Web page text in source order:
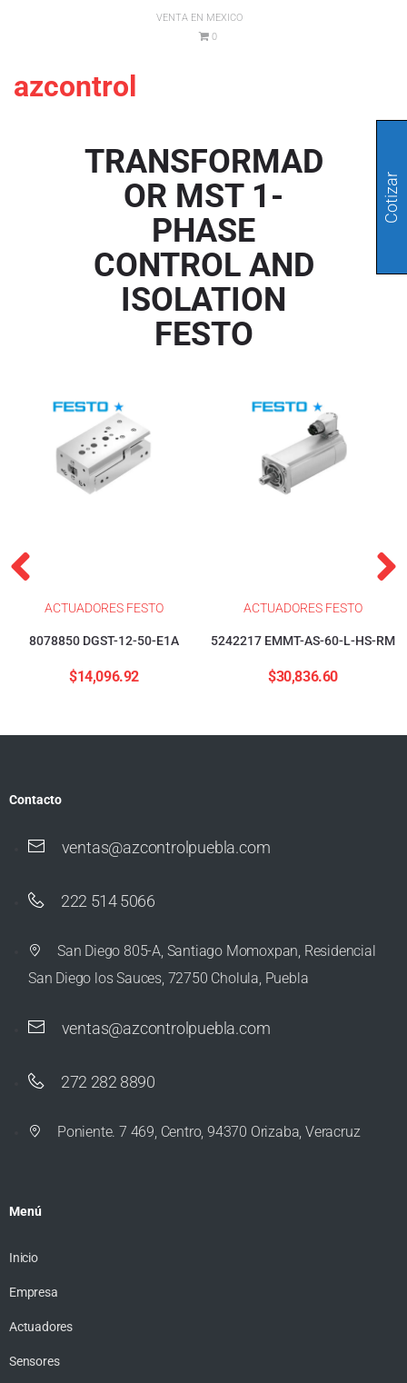
VENTA EN MEXICO
0
azcontrol
TRANSFORMAD
OR MST 1-
PHASE
CONTROL AND
ISOLATION
FESTO
ACTUADORES FESTO
8078850 DGST-12-50-E1A
$14,096.92
ACTUADORES FESTO
5242217 EMMT-AS-60-L-HS-RM
$30,836.60
Contacto
ventas@azcontrolpuebla.com
222 514 5066
San Diego 805-A, Santiago Momoxpan, Residencial
San Diego los Sauces, 72750 Cholula, Puebla
ventas@azcontrolpuebla.com
272 282 8890
Poniente. 7 469, Centro, 94370 Orizaba, Veracruz
Menú
Inicio
Empresa
Actuadores
Sensores
Cotizar